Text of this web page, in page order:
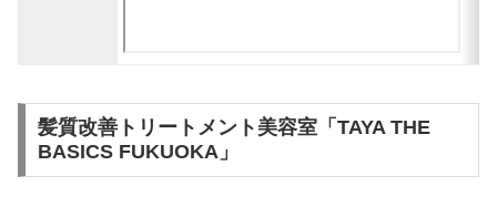
髪質改善トリートメント美容室「TAYA THE
BASICS FUKUOKA」